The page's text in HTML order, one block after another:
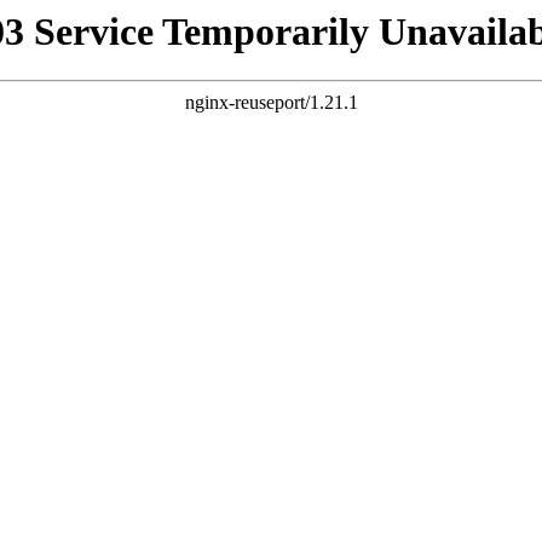
Service Temporarily
nginx-reuseport/1.21.1